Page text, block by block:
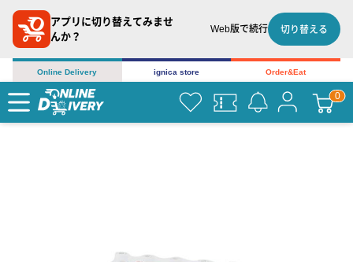
アプリに切り替えてみませ
んか？
Web版で続行 切り替える
Online Delivery ignica store Order&Eat